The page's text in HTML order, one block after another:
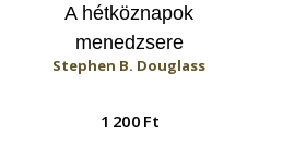
A hétköznapok
menedzsere
Stephen B. Douglass
1 200 Ft